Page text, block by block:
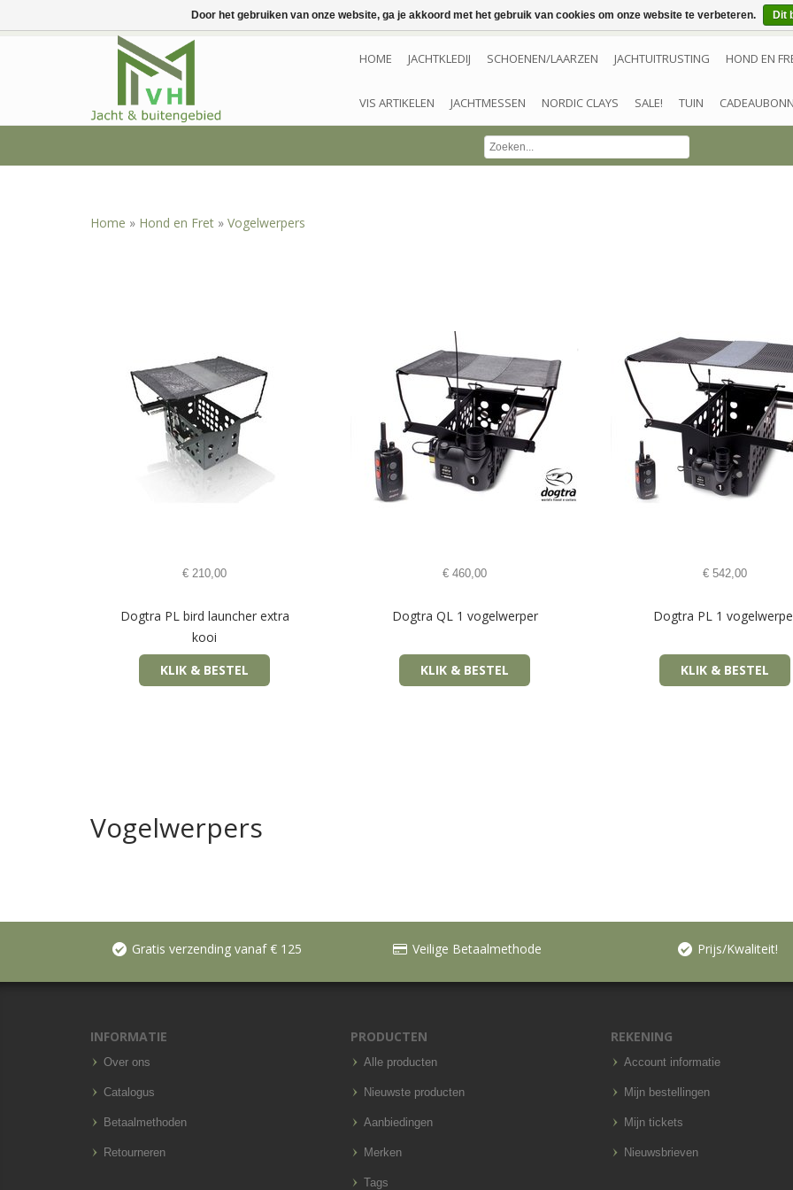
HOME JACHTKLEDIJ SCHOENEN/LAARZEN JACHTUITRUSTING HOND EN
VIS ARTIKELEN JACHTMESSEN NORDIC CLAYS SALE! TUIN
Home » Hond en Fret » Vogelwerpers
€ 210,00
Dogtra PL bird launcher extra
kooi
KLIK & BESTEL
€ 460,00
Dogtra QL 1 vogelwerper
KLIK & BESTEL
€ 542,00
Dogtra PL 1
KLIK & BESTEL
Vogelwerpers
Gratis verzending vanaf € 125 Veilige Betaalmethode Prijs/Kwaliteit!
INFORMATIE
Over ons
Catalogus
Betaalmethoden
Retourneren
PRODUCTEN
Alle producten
Nieuwste producten
Aanbiedingen
Merken
Tags
REKENING
Account informatie
Mijn bestellingen
Mijn tickets
Nieuwsbrieven
Door het gebruiken van onze website, ga je akkoord met het gebruik van cookies om onze website te verbeteren. Dit